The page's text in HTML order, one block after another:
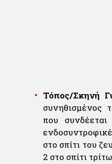
Τόπος/Σκηνή
συνηθισμένος
που
στο σπίτι του
2 στο σπίτι